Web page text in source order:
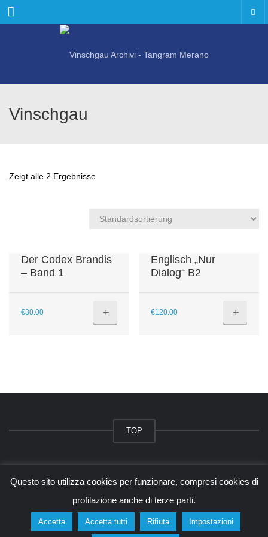
Menu
Vinschgau
Zeigt alle 2 Ergebnisse
Der Codex Brandis
– Band 1
€30.00 +
Englisch „Nur
Dialog“ B2
€120.00 +
TOP
© 2026 - tangram.it - Alessandro Baccin
Questo sito è protetto da Google reCAPTCHA v3, Privacy Policy e
Questo sito utilizza cookies per funzionare, compresi cookies di
profilazione anche di terze parti.
Accetta Accetta tutti Rifiuta Impostazioni